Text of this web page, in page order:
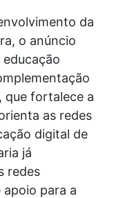
da
o anúncio
que fortalece a
as redes
digital de
já
redes
apoio para a